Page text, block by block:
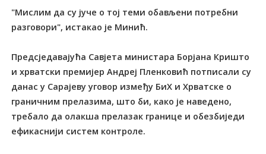
"Мислим да су јуче о тој теми обављени потребни
разговори", истакао је Минић.
Предсједавајућа Савјета министара Борјана Кришто
и хрватски премијер Андреј Пленковић потписали су
данас у Сарајеву уговор између БиХ и Хрватске о
граничним прелазима, што би, како је наведено,
требало да олакша прелазак границе и обезбиједи
ефикаснији систем контроле.